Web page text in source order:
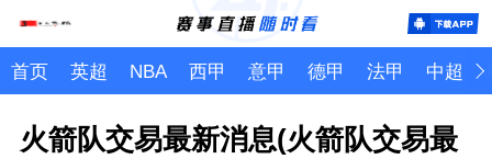
首页 英超 NBA 西甲 意甲 德甲 法甲 中超
火箭队交易最新消息(火箭队交易最